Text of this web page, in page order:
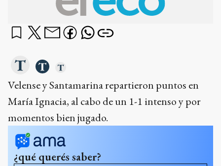
Velense y Santamarina repartieron puntos en
María Ignacia, al cabo de un 1-1 intenso y por
momentos bien jugado.
¿qué querés saber?